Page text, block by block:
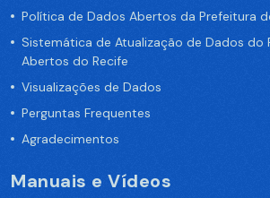
Política de Dados Abertos da Prefeitura
Sistemática de Atualização de Dados do
Abertos do Recife
Visualizações de Dados
Perguntas Frequentes
Agradecimentos
Manuais e Vídeos